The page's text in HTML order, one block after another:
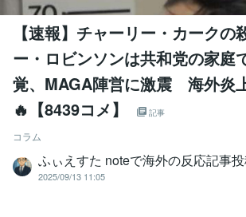
【速報】チャーリー・カークの
ー・ロビンソンは共和党の家庭
覚、MAGA陣営に激震 海外炎
🔥【8439コメ】
記事
コラム
ふぃえすた noteで海外の反応記事
2025/09/13 11:05